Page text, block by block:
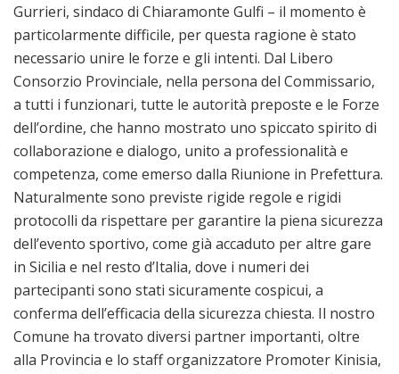
Gurrieri, sindaco di Chiaramonte Gulfi – il momento è
particolarmente difficile, per questa ragione è stato
necessario unire le forze e gli intenti. Dal Libero
Consorzio Provinciale, nella persona del Commissario,
a tutti i funzionari, tutte le autorità preposte e le Forze
dell’ordine, che hanno mostrato uno spiccato spirito di
collaborazione e dialogo, unito a professionalità e
competenza, come emerso dalla Riunione in Prefettura.
Naturalmente sono previste rigide regole e rigidi
protocolli da rispettare per garantire la piena sicurezza
dell’evento sportivo, come già accaduto per altre gare
in Sicilia e nel resto d’Italia, dove i numeri dei
partecipanti sono stati sicuramente cospicui, a
conferma dell’efficacia della sicurezza chiesta. Il nostro
Comune ha trovato diversi partner importanti, oltre
alla Provincia e lo staff organizzatore Promoter Kinisia,